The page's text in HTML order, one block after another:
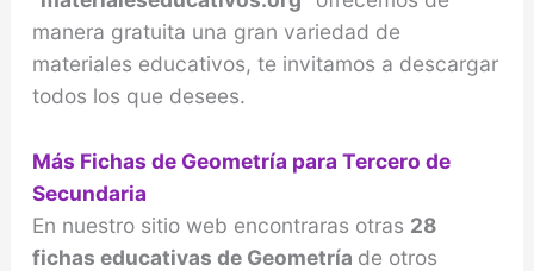
manera gratuita una gran variedad de
materiales educativos, te invitamos a descargar
todos los que desees.
Más Fichas de Geometría para Tercero de
Secundaria
En nuestro sitio web encontraras otras 28
fichas educativas de Geometría de otros